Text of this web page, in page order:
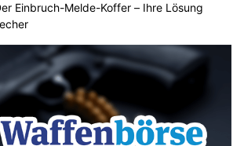
Einbruch-Melde-Koffer – Ihre Lösung